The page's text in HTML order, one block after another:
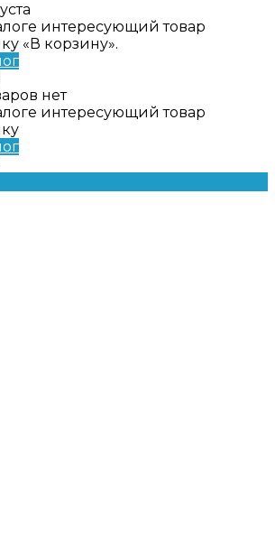
интересующий товар
«В корзину».
нет
интересующий товар